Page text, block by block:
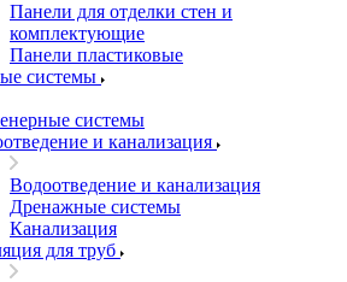
Панели для отделки стен и
комплектующие
Панели пластиковые
системы
системы
и канализация
Водоотведение и канализация
Дренажные системы
Канализация
для труб